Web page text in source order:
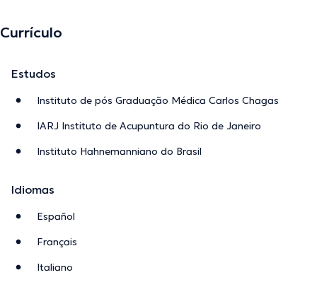
Currículo
Estudos
Instituto de pós Graduação Médica Carlos Chagas
IARJ Instituto de Acupuntura do Rio de Janeiro
Instituto Hahnemanniano do Brasil
Idiomas
Español
Français
Italiano